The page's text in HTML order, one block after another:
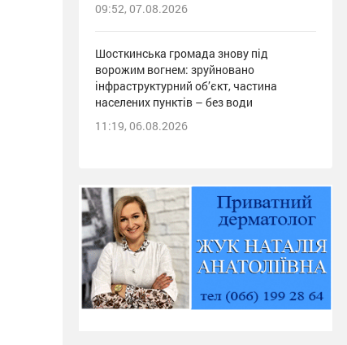
09:52, 07.08.2026
Шосткинська громада знову під
ворожим вогнем: зруйновано
інфраструктурний об’єкт, частина
населених пунктів – без води
11:19, 06.08.2026